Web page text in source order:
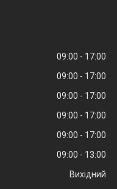
09:00
17:00
09:00
17:00
09:00
17:00
09:00
17:00
09:00
17:00
09:00
13:00
Вихідний